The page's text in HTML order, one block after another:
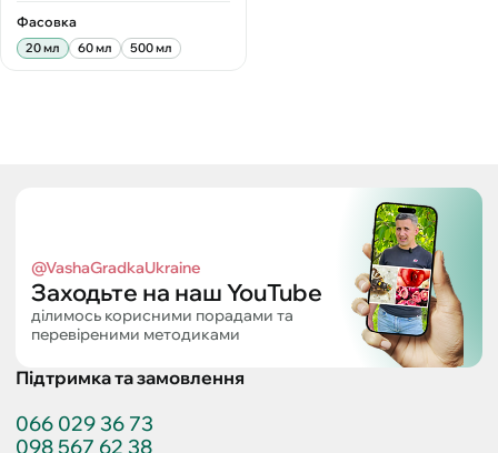
Фасовка
20 мл 60 мл 500 мл
@VashaGradkaUkraine
Заходьте на наш YouTube
ділимось корисними порадами та
перевіреними методиками
Підтримка та замовлення
066 029 36 73
098 567 62 38